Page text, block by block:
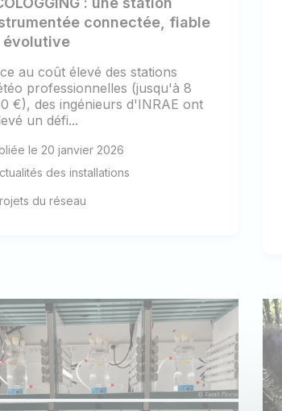
connectée, fiable
évolutive
au coût élevé des stations
professionnelles (jusqu'à 8
€), des ingénieurs d'INRAE ont
un défi...
le 20 janvier 2026
des installations
du réseau